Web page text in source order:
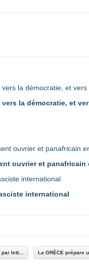
la démocratie, et
ouvrier et
international
Droit de réponse à Stéphane Courtois demandé par lettre ouverte à M. Michel Field et à la chaine Histoire